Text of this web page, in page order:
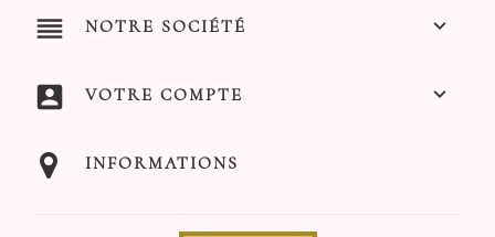
reorder NOTRE SOCIÉTÉ 
account_box VOTRE COMPTE 
INFORMATIONS